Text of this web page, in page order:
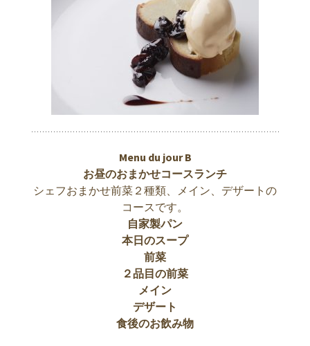
Menu du jour B
お昼のおまかせコースランチ
シェフおまかせ前菜２種類、メイン、デザートの
コースです。
自家製パン
本日のスープ
前菜
２品目の前菜
メイン
デザート
食後のお飲み物